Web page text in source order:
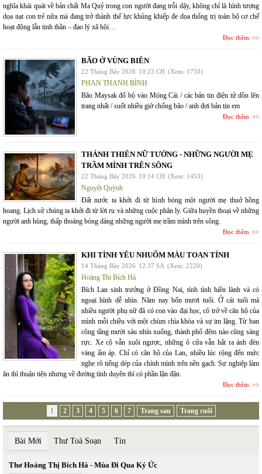
nghĩa khái quát về bản chất Ma Quỷ trong con người đang trỗi dậy, không chỉ là hình tượng
dọa nạt con trẻ nữa mà đang trở thành thế lực khủng khiếp đe dọa thống trị toàn bộ cơ chế
hoạt động lẫn tinh thần – đạo lý xã hội…
Đọc thêm
BÃO Ở VÙNG BIÊN
22 Tháng Bảy 2026 10:23 CH (Xem: 1750)
PHAN THANH BÌNH
Bão Maysak đổ bộ vào Móng Cái / các bản tin điện tử dồn lên
trang nhất / suốt nhiều giờ chống bão / anh đợi bản tin em
Đọc thêm
THÁNH THIÊN NỮ TƯỚNG - NHỮNG NGƯỜI MẸ
TRẦM MÌNH TRÊN SÔNG
22 Tháng Bảy 2026 10:14 CH (Xem: 1453)
Nguyệt Quỳnh
Đất nước ta khởi đi từ hình bóng một người mẹ thuở hồng
hoang. Lịch sử chúng ta khởi đi từ lời ru và những cuộc phân ly. Giữa huyền thoại về những
người anh hùng, thấp thoáng bóng dáng những người mẹ trầm mình trên sông.
Đọc thêm
KHI TÌNH YÊU NHUỐM MÀU TOAN TÍNH
14 Tháng Bảy 2026 12:37 SA (Xem: 2220)
Hoàng Thị Bích Hà
Bích Lan sinh trưởng ở Đồng Nai, tính tình hiền lành và có
ngoại hình dễ nhìn. Năm nay bốn mươi tuổi. Ở cái tuổi mà
nhiều người phụ nữ đã có con vào đại học, cô trở về căn hộ của
mình mỗi chiều với một chùm chìa khóa và sự im lặng. Từ ban
công tầng mười sáu nhìn xuống, thành phố đêm nào cũng sáng
rực. Xe cộ vẫn xuôi ngược, những ô cửa vẫn hắt ra ánh đèn
vàng ấm áp. Chỉ có căn hộ của Lan, nhiều lúc rộng đến mức
nghe rõ tiếng dép của chính mình trên nền gạch. Sự nghiệp làm
ăn thì thuận tiện nhưng về đường tình duyên thì có phần lận đận.
Đọc thêm
1 2 3 4 5 6 7 Trang sau Trang cuối
Bài Mới Thư Toà Soạn Tin
Thơ Hoàng Thị Bích Hà - Mùa Đi Qua Ký Ức